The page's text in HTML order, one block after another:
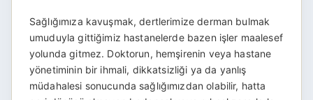
Sağlığımıza kavuşmak, dertlerimize derman bulmak
umuduyla gittiğimiz hastanelerde bazen işler maalesef
yolunda gitmez. Doktorun, hemşirenin veya hastane
yönetiminin bir ihmali, dikkatsizliği ya da yanlış
müdahalesi sonucunda sağlığımızdan olabilir, hatta